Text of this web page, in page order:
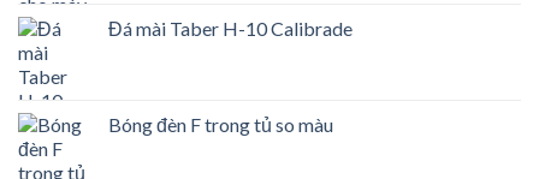
Đá mài Taber H-10 Calibrade
Bóng đèn F trong tủ so màu